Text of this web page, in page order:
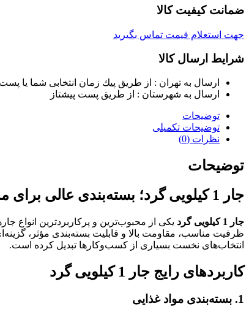
ضمانت کیفیت کالا
جهت استعلام قیمت تماس بگیرید
شرایط ارسال کالا
ارسال به تهران : از طريق پيك زمان انتخابی شما يا پست
ارسال به شهرستان : از طريق پست پيشتاز
توضیحات
توضیحات تکمیلی
نظرات (0)
توضیحات
جار 1 کیلویی گرد؛ بسته‌بندی عالی برای محصولات مختلف
جار 1 کیلویی گرد
یکی از محبوب‌ترین و پرکاربردترین انواع
ظرفیت مناسب، مقاومت بالا و قابلیت بسته‌بندی مؤثر،
انتخاب‌های نخست بسیاری از کسب‌وکارها تبدیل کرده است.
کاربردهای رایج جار 1 کیلویی گرد
1. بسته‌بندی مواد غذایی